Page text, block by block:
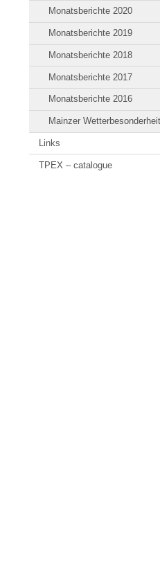
Monatsberichte 2020
Monatsberichte 2019
Monatsberichte 2018
Monatsberichte 2017
Monatsberichte 2016
Mainzer
Links
TPEX – catalogue